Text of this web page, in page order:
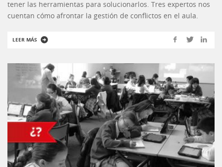
tener las herramientas para solucionarlos. Tres expertos nos
cuentan cómo afrontar la gestión de conflictos en el aula.
LEER MÁS